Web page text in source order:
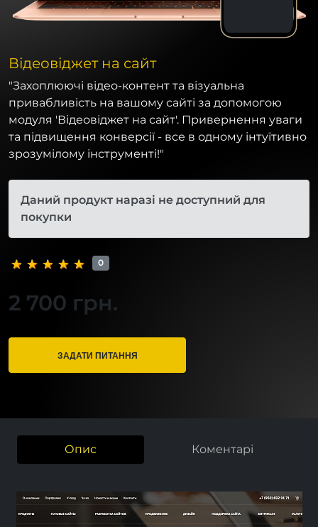
Відеовіджет на сайт
"Захоплюючі відео-контент та візуальна
привабливість на вашому сайті за допомогою
модуля 'Відеовіджет на сайт'. Привернення уваги
та підвищення конверсії - все в одному інтуїтивно
зрозумілому інструменті!"
Даний продукт наразі не доступний для
покупки
0
2 700 грн.
ЗАДАТИ ПИТАННЯ
Опис Коментарі